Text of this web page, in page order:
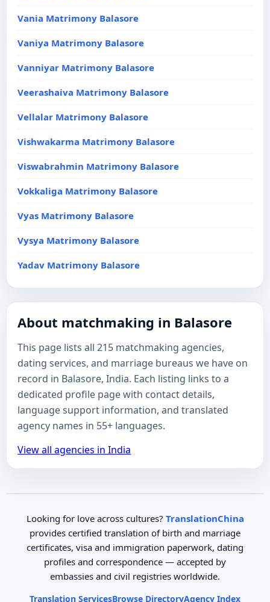
Vania Matrimony Balasore
Vaniya Matrimony Balasore
Vanniyar Matrimony Balasore
Veerashaiva Matrimony Balasore
Vellalar Matrimony Balasore
Vishwakarma Matrimony Balasore
Viswabrahmin Matrimony Balasore
Vokkaliga Matrimony Balasore
Vyas Matrimony Balasore
Vysya Matrimony Balasore
Yadav Matrimony Balasore
About matchmaking in Balasore
This page lists all 215 matchmaking agencies,
dating services, and marriage bureaus we have on
record in Balasore, India. Each listing links to a
dedicated profile page with contact details,
language support information, and translated
agency names in 55+ languages.
View all agencies in India
Looking for love across cultures? TranslationChina
provides certified translation of birth and marriage
certificates, visa and immigration paperwork, dating
profiles and correspondence — accepted by
embassies and civil registries worldwide.
Translation ServicesBrowse DirectoryAgency Index